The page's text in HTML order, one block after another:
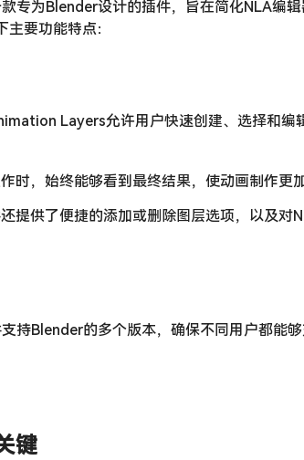
专为Blender设计的插件，旨在简化NLA编
要功能特点：
Layers允许用户快速创建、选择和编
时，始终能够看到最终结果，使动画制作更
提供了便捷的添加或删除图层选项，以及对
持Blender的多个版本，确保不同用户都能
键